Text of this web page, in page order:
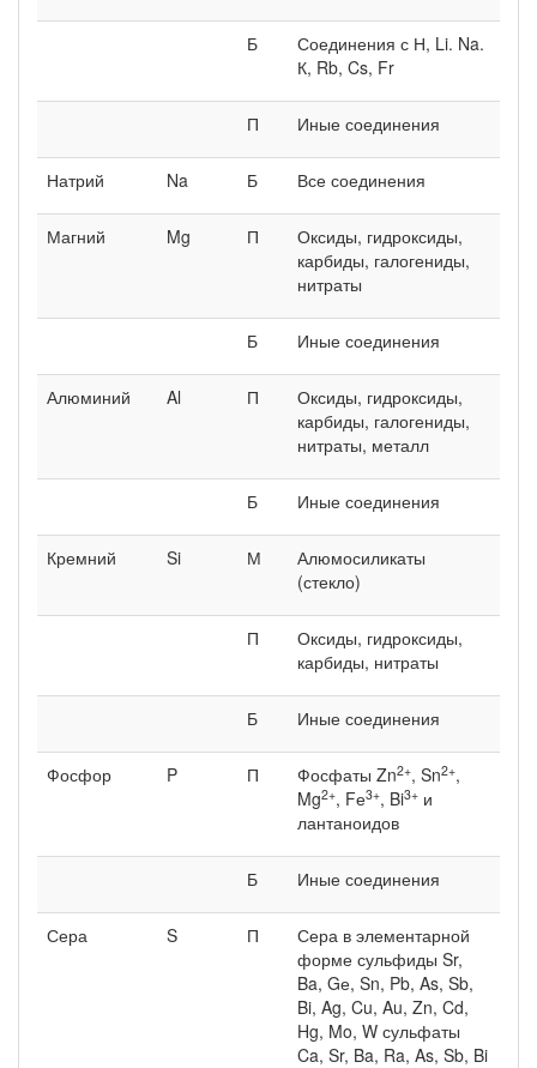
Б
Соединения с Н, Li. Na.
К, Rb, Cs, Fr
П Иные соединения
Натрий Na Б Все соединения
Магний Mg П
Оксиды, гидроксиды,
карбиды, галогениды,
нитраты
Б Иные соединения
Алюминий Al П
Оксиды, гидроксиды,
карбиды, галогениды,
нитраты, металл
Б Иные соединения
Кремний Si М
Алюмосиликаты
(стекло)
П
Оксиды, гидроксиды,
карбиды, нитраты
Б Иные соединения
Фосфор P П Фосфаты Zn2+, Sn2+,
Mg2+, Fе3+, Bi3+ и
лантаноидов
Б Иные соединения
Сера S П
Сера в элементарной
форме сульфиды Sr,
Ba, Gе, Sn, Pb, As, Sb,
Bi, Ag, Cu, Au, Zn, Cd,
Hg, Mo, W сульфаты
Ca, Sr, Ba, Ra, As, Sb, Bi